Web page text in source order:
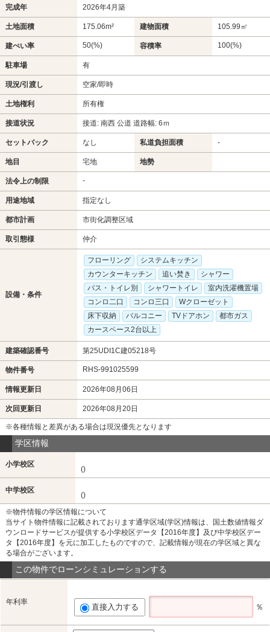
完成年 2026年4月築
土地面積 175.06m² 建物面積 105.99㎡
建ぺい率 50(%) 容積率 100(%)
駐車場 有
現況/引渡し 空家/即時
土地権利 所有権
接道状況 接道: 南西 公道 道路幅: 6ｍ
セットバック なし 私道負担面積 -
地目 宅地 地勢
法令上の制限 -
用途地域 指定なし
都市計画 市街化調整区域
取引態様 仲介
設備・条件
フローリング
システムキッチン
カウンターキッチン
追い焚き
シャワー
バス・トイレ別
シャワートイレ
室内洗濯機置場
コンロ二口
コンロ三口
Wクローゼット
床下収納
バルコニー TVドアホン
都市ガス
カースペース2台以上
建築確認番号 第25UDI1C建05218号
物件番号 RHS-991025599
情報更新日 2026年08月06日
次回更新日 2026年08月20日
※各種情報と差異がある場合は現況優先となります
学区情報
小学校区
()
中学校区
()
※物件情報の学区情報について
当サイト物件情報に記載されております通学区域(学区)情報は、国土数値情報ダ
ウンロードサービスが提供する小学校区データ【2016年度】及び中学校区デー
タ【2016年度】を元に加工したものですので、記載情報が現在の学区域と異な
る場合がございます。
この物件でローンシミュレーションする
年利率
直接入力する ％